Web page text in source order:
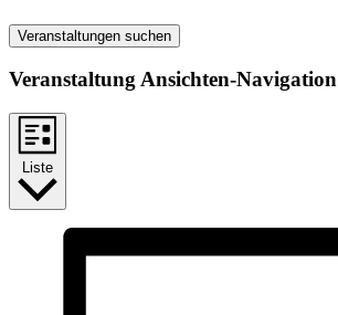
Veranstaltungen suchen
Veranstaltung Ansichten-Navigation
Liste